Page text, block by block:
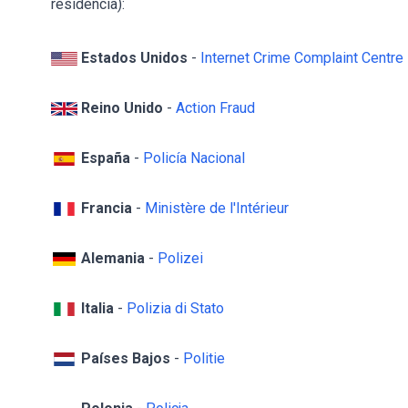
residencia):
Estados Unidos - Internet Crime Complaint Centre
Reino Unido - Action Fraud
España - Policía Nacional
Francia - Ministère de l'Intérieur
Alemania - Polizei
Italia - Polizia di Stato
Países Bajos - Politie